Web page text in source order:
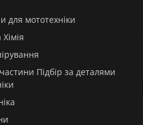
для мототехніки
Підбір за деталями